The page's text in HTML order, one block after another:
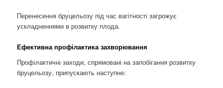
Перенесення бруцельозу під час вагітності загрожує
ускладненнями в розвитку плода.
Ефективна профілактика захворювання
Профілактичні заходи, спрямовані на запобігання розвитку
бруцельозу, припускають наступне: